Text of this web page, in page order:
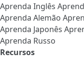
Aprenda Inglês
Aprenda Alemão
Aprenda Japonês
Aprenda Russo
Recursos